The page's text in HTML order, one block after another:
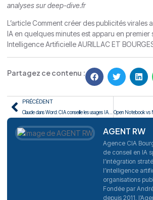
analyses surdeep-dive.fr
L’article Comment créer des publicités virales
IA en quelques minutes est apparu en premier
Intelligence Artificielle AURILLAC ET
Partagez ce contenu :
PRÉCÉDENT
AGENT RW
Agence CIA
de conseil en IA
l’intégration
l’intelligence
organisations
Fondée par
depuis 2011,